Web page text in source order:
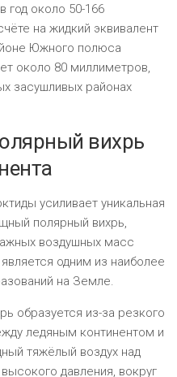
год около 50-166
на жидкий эквивалент
Южного полюса
около 80 миллиметров,
засушливых районах
вихрь
усиливает уникальная
полярный вихрь,
воздушных масс
одним из наиболее
на Земле.
образуется из-за резкого
ледяным континентом и
тяжёлый воздух над
давления, вокруг